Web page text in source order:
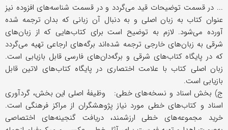
... در قسمت توضیحات قید می‌گردد و در قسمت شناسه‌های افزوده نیز
عنوان کتاب به زبان اصلی و به دنبال آن زبانی که بدان ترجمه شده
آورده می‌شود. لازم به توضیح است برای کتاب‌هایی که از زبان‌های
شرقی به زبان‌های خارجی ترجمه شده‌اند برگه‌های ارجاعی تهیه می‌گردد
که در پایگاه کتاب‌های شرقی و برگه‌دان‌های فارسی قابل بازیابی است.
زبان اصلی کتاب با علامت اختصاری در پایگاه کتاب‌های لاتین قابل
بازیابی است.
ج) بخش اسناد و نسخه‌های خطی: وظیفۀ اصلی این بخش، گردآوری
اسناد و کتاب‌های خطی مورد نیاز پژوهشگران از مراکز فرهنگی است.
خرید مجموعه‌های خطی ارزشمند، دریافت گنجینه‌های اختصاصی